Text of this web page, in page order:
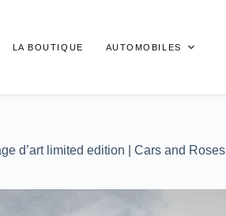
LA BOUTIQUE AUTOMOBILES
d’art limited edition | Cars and Roses